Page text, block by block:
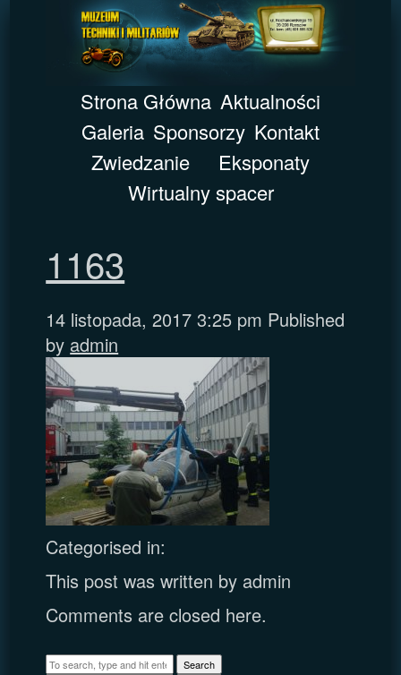
Strona Główna Aktualności
Galeria Sponsorzy Kontakt
Zwiedzanie
Eksponaty
Wirtualny spacer
1163
14 listopada, 2017 3:25 pm Published
by admin
Categorised in:
This post was written by admin
Comments are closed here.
Search